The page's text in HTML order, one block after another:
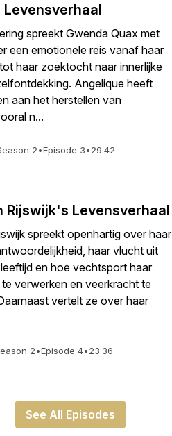
spreekt Gwenda Quax met
een emotionele reis vanaf haar
haar zoektocht naar innerlijke
Angelique heeft
aan het herstellen van
n...
2•Episode 3•29:42
Rijswijk's Levensverhaal
spreekt openhartig over haar
haar vlucht uit
en hoe vechtsport haar
te verwerken en veerkracht te
vertelt ze over haar
2•Episode 4•23:36
See All Episodes